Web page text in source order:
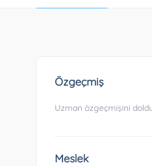
Özgeçmiş
Uzman özgeçmişini
Meslek